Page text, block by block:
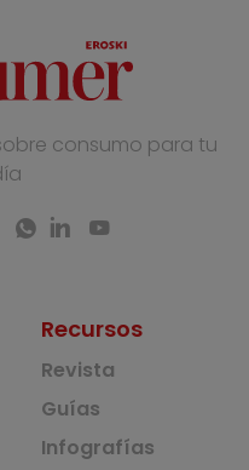
consumo para tu
Recursos
Revista
Guías
Infografías